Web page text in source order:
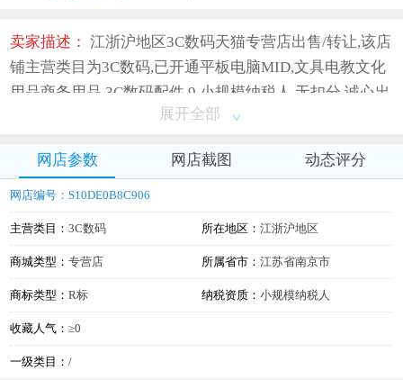
卖家描述： 江浙沪地区3C数码天猫专营店出售/转让,该店
铺主营类目为3C数码,已开通平板电脑MID,文具电教文化
用品商务用品,3C数码配件,9,小规模纳税人,无扣分,诚心出
展开全部
网店参数 网店截图 动态评分
网店编号：S10DE0B8C906
主营类目：3C数码 所在地区： 江浙沪地区
商城类型：专营店 所属省市： 江苏省南京市
商标类型：R标 纳税资质： 小规模纳税人
收藏人气：≥0
一级类目：/